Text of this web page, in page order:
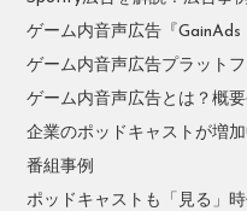
ゲーム内音声広告『GainAds
ゲーム内音声広告プラットフ
ゲーム内音声広告とは？概
企業のポッドキャストが増
番組事例
ポッドキャストも「見る」